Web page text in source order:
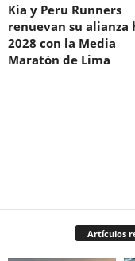
Kia y Peru Runners
renuevan su alianza
2028 con la Media
Maratón de Lima
Artículos